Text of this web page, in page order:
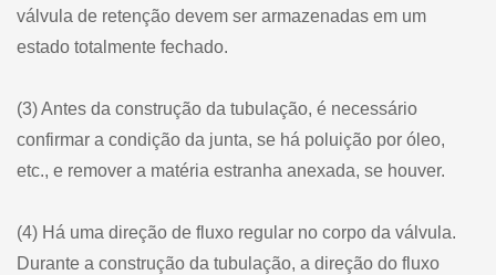
válvula de retenção devem ser armazenadas em um
estado totalmente fechado.
(3) Antes da construção da tubulação, é necessário
confirmar a condição da junta, se há poluição por óleo,
etc., e remover a matéria estranha anexada, se houver.
(4) Há uma direção de fluxo regular no corpo da válvula.
Durante a construção da tubulação, a direção do fluxo